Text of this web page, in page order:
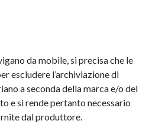
da mobile, si precisa che le
escludere l’archiviazione di
a seconda della marca e/o del
e si rende pertanto necessario
dal produttore.